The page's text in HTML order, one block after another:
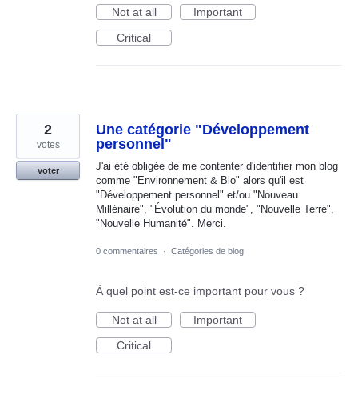
Not at all
Important
Critical
Une catégorie "Développement
personnel"
J'ai été obligée de me contenter d'identifier mon blog
comme "Environnement & Bio" alors qu'il est
"Développement personnel" et/ou "Nouveau
Millénaire", "Évolution du monde", "Nouvelle Terre",
"Nouvelle Humanité". Merci.
2
votes
voter
0 commentaires · Catégories de blog
À quel point est-ce important pour vous ?
Not at all
Important
Critical